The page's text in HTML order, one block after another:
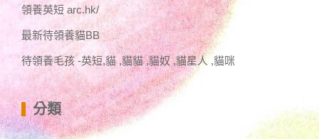
領養英短 arc.hk/
最新待領養貓BB
待領養毛孩 -英短,貓 ,貓貓 ,貓奴 ,貓星人 ,貓咪
分類